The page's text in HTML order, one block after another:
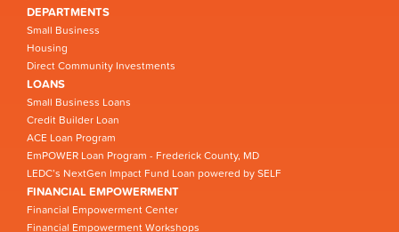
DEPARTMENTS
Small Business
Housing
Direct Community Investments
LOANS
Small Business Loans
Credit Builder Loan
ACE Loan Program
EmPOWER Loan Program - Frederick County, MD
LEDC’s NextGen Impact Fund Loan powered by SELF
FINANCIAL EMPOWERMENT
Financial Empowerment Center
Financial Empowerment Workshops